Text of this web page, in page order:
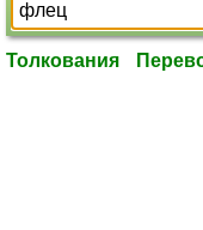
Толкования